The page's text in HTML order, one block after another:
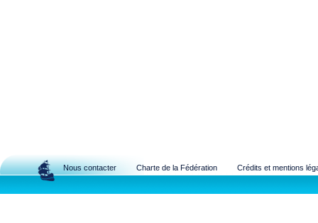
Nous contacter Charte de la Fédération Crédits et mentions